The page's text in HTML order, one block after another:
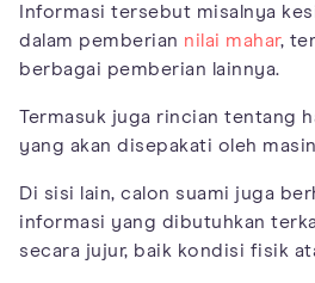
Informasi tersebut misalnya
dalam pemberian nilai mahar,
berbagai pemberian lainnya.
Termasuk juga rincian tentang
yang akan disepakati oleh
Di sisi lain, calon suami juga
informasi yang dibutuhkan
secara jujur, baik kondisi fisik